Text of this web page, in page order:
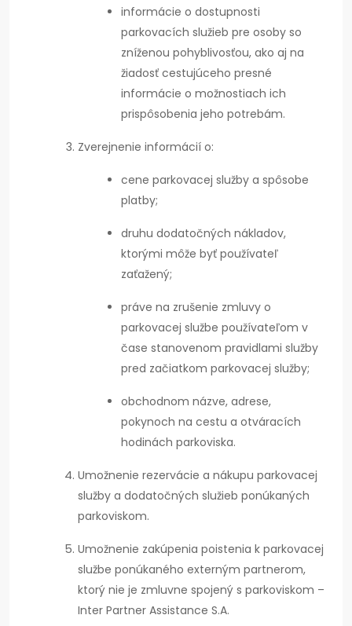
informácie o dostupnosti
parkovacích služieb pre osoby so
zníženou pohyblivosťou, ako aj na
žiadosť cestujúceho presné
informácie o možnostiach ich
prispôsobenia jeho potrebám.
Zverejnenie informácií o:
cene parkovacej služby a spôsobe
platby;
druhu dodatočných nákladov,
ktorými môže byť používateľ
zaťažený;
práve na zrušenie zmluvy o
parkovacej službe používateľom v
čase stanovenom pravidlami služby
pred začiatkom parkovacej služby;
obchodnom názve, adrese,
pokynoch na cestu a otváracích
hodinách parkoviska.
Umožnenie rezervácie a nákupu parkovacej
služby a dodatočných služieb ponúkaných
parkoviskom.
Umožnenie zakúpenia poistenia k parkovacej
službe ponúkaného externým partnerom,
ktorý nie je zmluvne spojený s parkoviskom –
Inter Partner Assistance S.A.